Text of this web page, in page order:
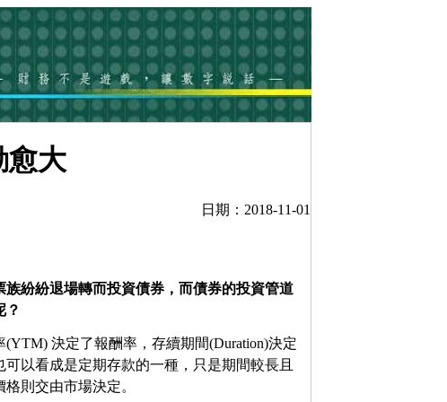
愈大
日期：2018-11-01
紛紛退場轉而投資債券，而債券的投資管道
？
決定了報酬率，存續期間(Duration)決定
以看成是定期存款的一種，只是期間較長且
則交由市場決定。